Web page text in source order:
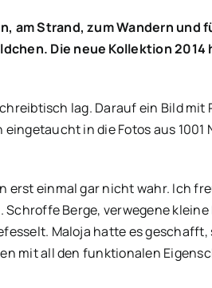
Strand, zum Wandern und
Die neue Kollektion
lag. Darauf ein Bild mit
in die Fotos aus 1001
einmal gar nicht wahr. Ich
Berge, verwegene
Maloja hatte es
mit all den funktionalen